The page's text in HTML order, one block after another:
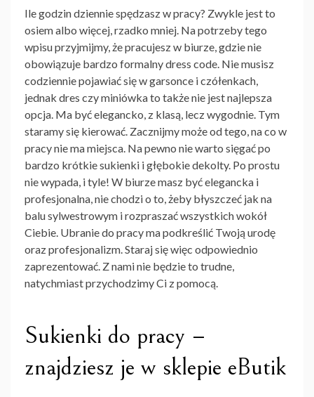
Ile godzin dziennie spędzasz w pracy? Zwykle jest to
osiem albo więcej, rzadko mniej. Na potrzeby tego
wpisu przyjmijmy, że pracujesz w biurze, gdzie nie
obowiązuje bardzo formalny dress code. Nie musisz
codziennie pojawiać się w garsonce i czółenkach,
jednak dres czy miniówka to także nie jest najlepsza
opcja. Ma być elegancko, z klasą, lecz wygodnie. Tym
staramy się kierować. Zacznijmy może od tego, na co w
pracy nie ma miejsca. Na pewno nie warto sięgać po
bardzo krótkie sukienki i głębokie dekolty. Po prostu
nie wypada, i tyle! W biurze masz być elegancka i
profesjonalna, nie chodzi o to, żeby błyszczeć jak na
balu sylwestrowym i rozpraszać wszystkich wokół
Ciebie. Ubranie do pracy ma podkreślić Twoją urodę
oraz profesjonalizm. Staraj się więc odpowiednio
zaprezentować. Z nami nie będzie to trudne,
natychmiast przychodzimy Ci z pomocą.
Sukienki do pracy –
znajdziesz je w sklepie eButik